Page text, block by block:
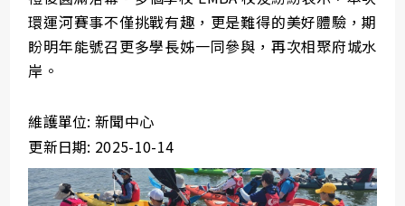
環運河賽事不僅挑戰有趣，更是難得的美好體驗，期
盼明年能號召更多學長姊一同參與，再次相聚府城水
岸。
維護單位: 新聞中心
更新日期: 2025-10-14